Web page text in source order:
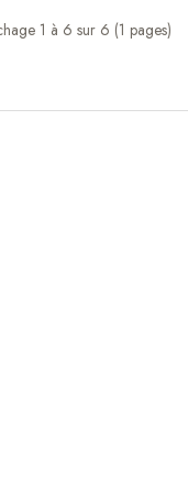
1 à 6 sur 6 (1 pages)